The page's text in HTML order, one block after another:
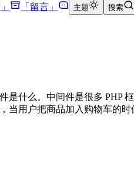
」 「 留言」 主题 搜索
是什么。中间件是很多 PHP
当用户把商品加入购物车的